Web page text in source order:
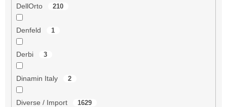
DellOrto 210
Denfeld 1
Derbi 3
Dinamin Italy 2
Diverse / Import 1629